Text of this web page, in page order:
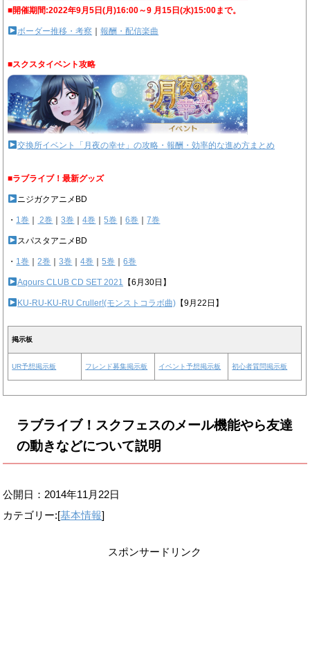
■開催期間:2022年9月5日(月)16:00～9 月15日(水)15:00まで。
ボーダー推移・考察 ｜報酬・配信楽曲
■スクスタイベント攻略
交換所イベント「月夜の幸せ」の攻略・報酬・効率的な進め方まとめ
■ラブライブ！最新グッズ
ニジガクアニメBD
・ 1巻 2巻 ｜3巻 ｜4巻 ｜5巻 ｜6巻 ｜7巻
スパスタアニメBD
・ 1巻 ｜2巻 ｜3巻 ｜4巻 ｜5巻 ｜6巻
Aqours CLUB CD SET 2021 【6月30日】
KU-RU-KU-RU Cruller!(モンストコラボ曲) 【9月22日】
掲示板
UR予想掲示板 フレンド募集掲示板 イベント予想掲示板 初心者質問掲示板
ラブライブ！スクフェスのメール機能やら友達
の動きなどについて説明
公開日： 2014年11月22日
カテゴリー:[基本情報]
スポンサードリンク